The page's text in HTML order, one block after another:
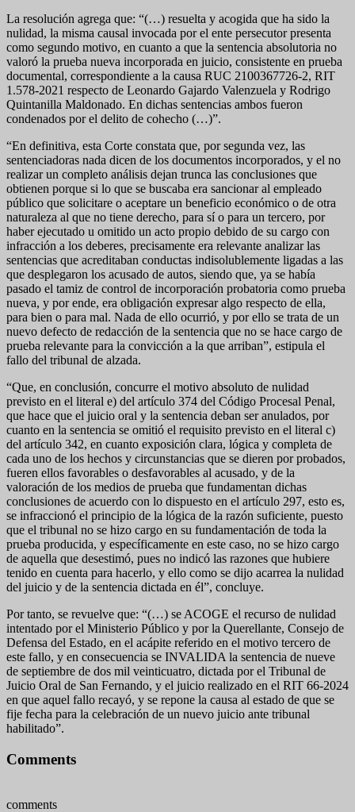
La resolución agrega que: “(…) resuelta y acogida que ha sido la
nulidad, la misma causal invocada por el ente persecutor presenta
como segundo motivo, en cuanto a que la sentencia absolutoria no
valoró la prueba nueva incorporada en juicio, consistente en prueba
documental, correspondiente a la causa RUC 2100367726-2, RIT
1.578-2021 respecto de Leonardo Gajardo Valenzuela y Rodrigo
Quintanilla Maldonado. En dichas sentencias ambos fueron
condenados por el delito de cohecho (…)”.
“En definitiva, esta Corte constata que, por segunda vez, las
sentenciadoras nada dicen de los documentos incorporados, y el no
realizar un completo análisis dejan trunca las conclusiones que
obtienen porque si lo que se buscaba era sancionar al empleado
público que solicitare o aceptare un beneficio económico o de otra
naturaleza al que no tiene derecho, para sí o para un tercero, por
haber ejecutado u omitido un acto propio debido de su cargo con
infracción a los deberes, precisamente era relevante analizar las
sentencias que acreditaban conductas indisolublemente ligadas a las
que desplegaron los acusado de autos, siendo que, ya se había
pasado el tamiz de control de incorporación probatoria como prueba
nueva, y por ende, era obligación expresar algo respecto de ella,
para bien o para mal. Nada de ello ocurrió, y por ello se trata de un
nuevo defecto de redacción de la sentencia que no se hace cargo de
prueba relevante para la convicción a la que arriban”, estipula el
fallo del tribunal de alzada.
“Que, en conclusión, concurre el motivo absoluto de nulidad
previsto en el literal e) del artículo 374 del Código Procesal Penal,
que hace que el juicio oral y la sentencia deban ser anulados, por
cuanto en la sentencia se omitió el requisito previsto en el literal c)
del artículo 342, en cuanto exposición clara, lógica y completa de
cada uno de los hechos y circunstancias que se dieren por probados,
fueren ellos favorables o desfavorables al acusado, y de la
valoración de los medios de prueba que fundamentan dichas
conclusiones de acuerdo con lo dispuesto en el artículo 297, esto es,
se infraccionó el principio de la lógica de la razón suficiente, puesto
que el tribunal no se hizo cargo en su fundamentación de toda la
prueba producida, y específicamente en este caso, no se hizo cargo
de aquella que desestimó, pues no indicó las razones que hubiere
tenido en cuenta para hacerlo, y ello como se dijo acarrea la nulidad
del juicio y de la sentencia dictada en él”, concluye.
Por tanto, se revuelve que: “(…) se ACOGE el recurso de nulidad
intentado por el Ministerio Público y por la Querellante, Consejo de
Defensa del Estado, en el acápite referido en el motivo tercero de
este fallo, y en consecuencia se INVALIDA la sentencia de nueve
de septiembre de dos mil veinticuatro, dictada por el Tribunal de
Juicio Oral de San Fernando, y el juicio realizado en el RIT 66-2024
en que aquel fallo recayó, y se repone la causa al estado de que se
fije fecha para la celebración de un nuevo juicio ante tribunal
habilitado”.
Comments
comments